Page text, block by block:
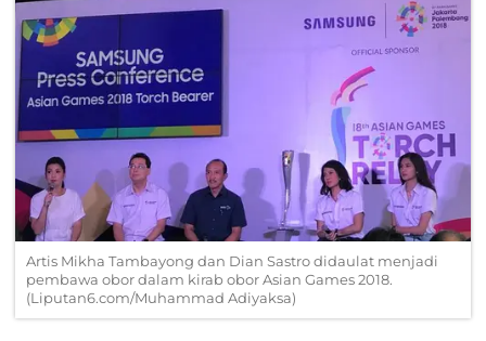
Artis Mikha Tambayong dan Dian Sastro didaulat menjadi
pembawa obor dalam kirab obor Asian Games 2018.
(Liputan6.com/Muhammad Adiyaksa)